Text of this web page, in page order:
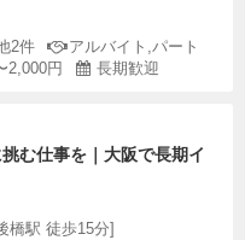
2件
アルバイト,パート
2,000円
長期歓迎
む仕事を｜大阪で長期イ
橋駅 徒歩15分]